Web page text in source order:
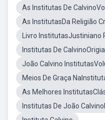
As Institutas De
As InstitutasDa Religião
Livro InstitutasJustiniano
Institutas De CalvinoOrigial
João Calvino
Meios De Graça
As Melhores
Institutas De João